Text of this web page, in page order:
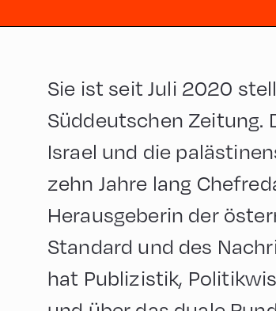
Sie ist seit Juli 2020
Süddeutschen Zeitung.
Israel und die
zehn Jahre lang
Herausgeberin der
Standard und des
hat Publizistik,